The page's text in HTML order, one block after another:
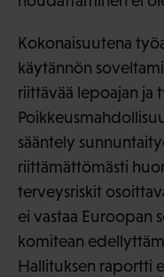
Kokonaisuutena
käytännön
riittävää lepoajan ja
sääntely
riittämättömästi
terveysriskit
ei vastaa Euroopan
komitean
Hallituksen raportti